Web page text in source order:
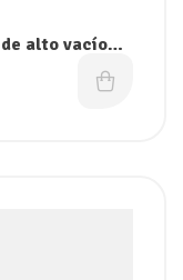
alto vacío